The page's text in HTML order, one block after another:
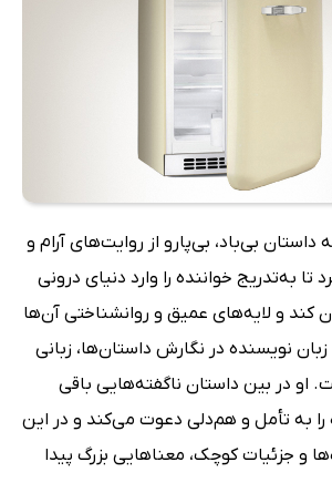
داستان بی‌باد، بی‌پارو از روایت‌های آرام و
تا به‌تدریج خواننده را وارد دنیای درونی
و لایه‌های عمیق و روانشناختی آن‌ها
نویسنده در نگارش داستان‌ها، زبانی
او در بین داستان ناگفته‌هایی باقی
را به تأمل و هم‌دلی دعوت می‌کند و در این
و جزئیات کوچک، معناهایی بزرگ پیدا